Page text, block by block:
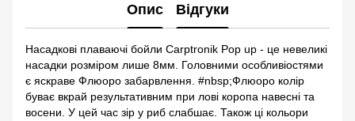
Опис Відгуки
Насадкові плаваючі бойли Саrptronik Pop up - це невеликі
насадки розміром лише 8мм. Головними особливіостями
є яскраве Флюоро забарвлення. #nbsp;Флюоро колір
буває вкрай результативним при лові коропа навесні та
восени. У цей час зір у риб слабшає. Також ці кольори